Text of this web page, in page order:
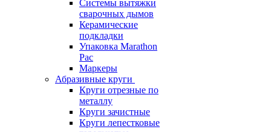
Системы вытяжки
сварочных дымов
Керамические
подкладки
Упаковка Marathon
Pac
Маркеры
Абразивные круги
Круги отрезные по
металлу
Круги зачистные
Круги лепестковые